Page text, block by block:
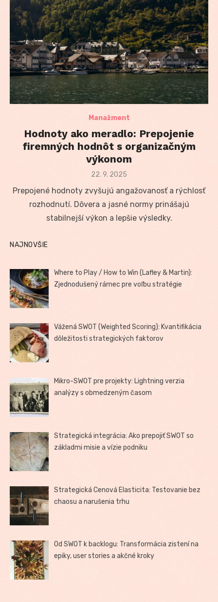
Manažment
Hodnoty ako meradlo: Prepojenie
firemných hodnôt s organizačným
výkonom
Posted
22. 9. 2025
Prepojené hodnoty zvyšujú angažovanosť a rýchlosť
rozhodnutí. Dôvera a jasné normy prinášajú
stabilnejší výkon a lepšie výsledky.
NAJNOVŠIE
Where to Play / How to Win (Lafley & Martin):
Zjednodušený rámec pre voľbu stratégie
Vážená SWOT (Weighted Scoring): Kvantifikácia
dôležitosti strategických faktorov
Mikro-SWOT pre projekty: Lightning verzia
analýzy s obmedzeným časom
Strategická integrácia: Ako prepojiť SWOT so
základmi misie a vízie podniku
Strategická Cenová Elasticita: Testovanie bez
chaosu a narušenia trhu
Od SWOT k backlogu: Transformácia zistení na
epiky, user stories a akčné kroky